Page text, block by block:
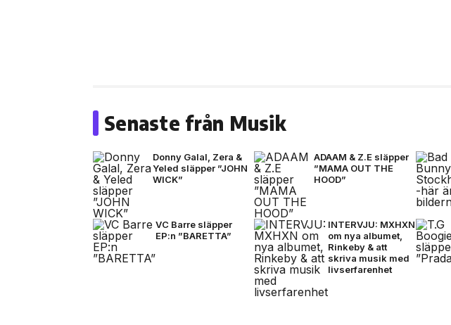
Senaste från Musik
Donny Galal, Zera &
Yeled släpper ”JOHN
WICK”
ADAAM & Z.E släpper
”MAMA OUT THE
HOOD”
VC Barre släpper
EP:n ”BARETTA”
INTERVJU: MXHXN
om nya albumet,
Rinkeby & att
skriva musik med
livserfarenhet